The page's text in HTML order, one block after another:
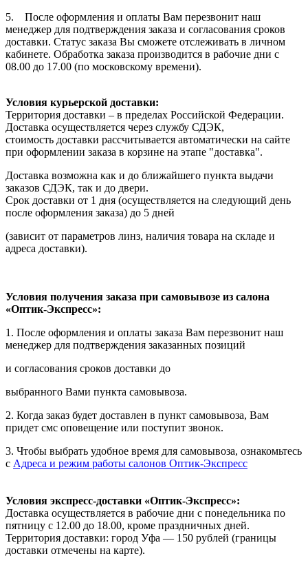
5. После оформления и оплаты Вам перезвонит наш
менеджер для подтверждения заказа и согласования сроков
доставки. Статус заказа Вы сможете отслеживать в личном
кабинете. Обработка заказа производится в рабочие дни с
08.00 до 17.00 (по московскому времени).
Условия курьерской доставки:
Территория доставки – в пределах Российской Федерации.
Доставка осуществляется через службу СДЭК,
стоимость доставки рассчитывается автоматически на сайте
при оформлении заказа в корзине на этапе "доставка".
Доставка возможна как и до ближайшего пункта выдачи
заказов СДЭК, так и до двери.
Срок доставки от 1 дня (осуществляется на следующий день
после оформления заказа) до 5 дней
(зависит от параметров линз, наличия товара на складе и
адреса доставки).
Условия получения заказа при самовывозе из салона
«Оптик-Экспресс»:
1. После оформления и оплаты заказа Вам перезвонит наш
менеджер для подтверждения заказанных позиций
и согласования сроков доставки до
выбранного Вами пункта самовывоза.
2. Когда заказ будет доставлен в пункт самовывоза, Вам
придет смс оповещение или поступит звонок.
3. Чтобы выбрать удобное время для самовывоза, ознакомьтесь
с Адреса и режим работы салонов Оптик-Экспресс
Условия экспресс-доставки «Оптик-Экспресс»:
Доставка осуществляется в рабочие дни с понедельника по
пятницу с 12.00 до 18.00, кроме праздничных дней.
Территория доставки: город Уфа — 150 рублей (границы
доставки отмечены на карте).